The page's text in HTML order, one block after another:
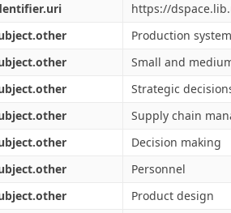
https://
Production
Small and
Strategic
Supply chain
Decision making
Personnel
Product design